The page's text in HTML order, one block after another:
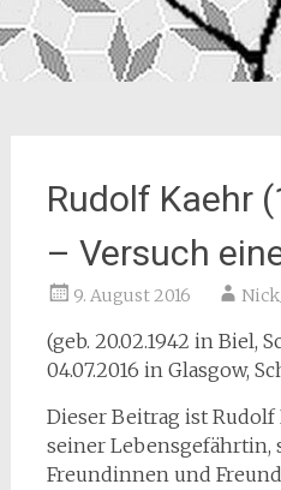
Rudolf Kaehr
– Versuch
9. August 2016
(geb. 20.02.1942 in Biel,
04.07.2016 in Glasgow,
Dieser Beitrag ist Rudolf
seiner Lebensgefährtin,
Freundinnen und